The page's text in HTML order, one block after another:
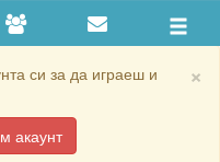
×
си за да играеш и
акаунт